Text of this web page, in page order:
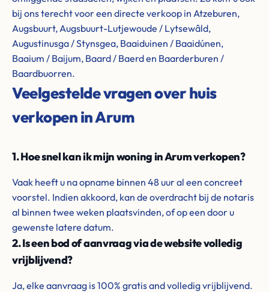
bij ons terecht voor een directe verkoop in Atzeburen,
Augsbuurt, Augsbuurt-Lutjewoude / Lytsewâld,
Augustinusga / Stynsgea, Baaiduinen / Baaidúnen,
Baaium / Baijum, Baard / Baerd en Baarderburen /
Baardbuorren.
Veelgestelde vragen over huis
verkopen in Arum
1. Hoe snel kan ik mijn woning in Arum verkopen?
Vaak heeft u na opname binnen 48 uur al een concreet
voorstel. Indien akkoord, kan de overdracht bij de notaris
al binnen twee weken plaatsvinden, of op een door u
gewenste latere datum.
2. Is een bod of aanvraag via de website volledig
vrijblijvend?
Ja, elke aanvraag is 100% gratis and volledig vrijblijvend.